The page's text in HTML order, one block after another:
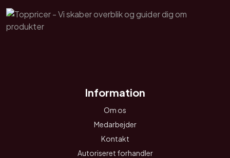
Information
Om os
Medarbejder
Kontakt
Autoriseret forhandler